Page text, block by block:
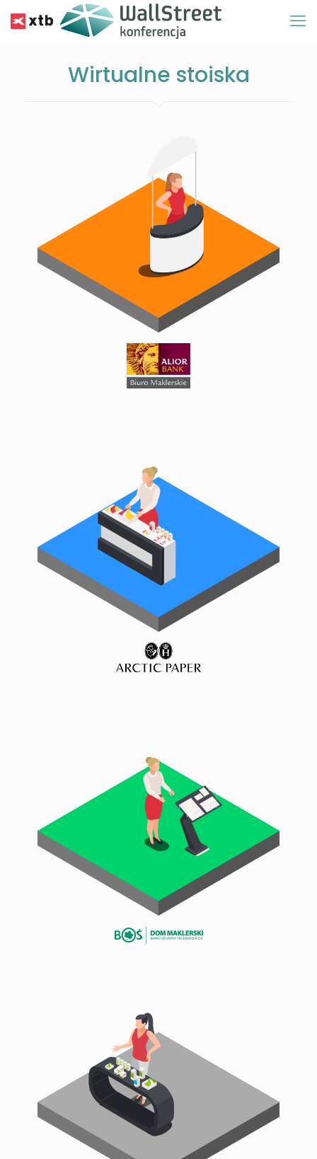
Wirtualne stoiska